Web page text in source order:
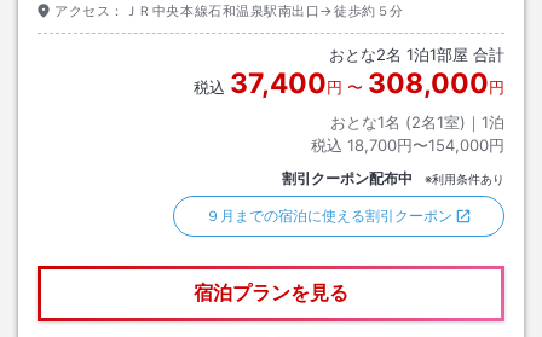
アクセス： ＪＲ中央本線石和温泉駅南出口→徒歩約５分
おとな2名 1泊1部屋 合計
税込 37,400円 〜 308,000円
おとな1名 (2名1室)｜ 1泊
税込 18,700円〜154,000円
割引クーポン配布中 ※利用条件あり
９月までの宿泊に使える割引クーポン
宿泊プランを見る